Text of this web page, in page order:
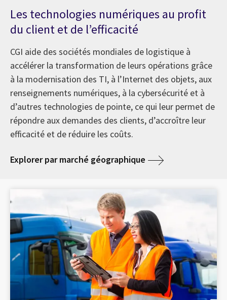
Les technologies numériques au profit
du client et de l’efficacité
CGI aide des sociétés mondiales de logistique à
accélérer la transformation de leurs opérations grâce
à la modernisation des TI, à l’Internet des objets, aux
renseignements numériques, à la cybersécurité et à
d’autres technologies de pointe, ce qui leur permet de
répondre aux demandes des clients, d’accroître leur
efficacité et de réduire les coûts.
Explorer par marché géographique